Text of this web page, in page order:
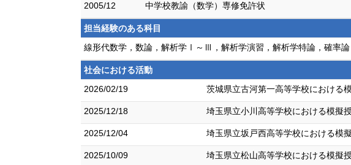
2005/12 中学校教諭（数学）専修免許状
担当経験のある科目
線形代数学，数論，解析学Ⅰ～Ⅲ，解析学演習，解析学特論，確率論
社会における活動
2026/02/19
茨城県立古河第一高等学校における
2025/12/18 埼玉県立小川高等学校における模擬
2025/12/04 埼玉県立坂戸西高等学校における模
2025/10/09 埼玉県立松山高等学校における模擬